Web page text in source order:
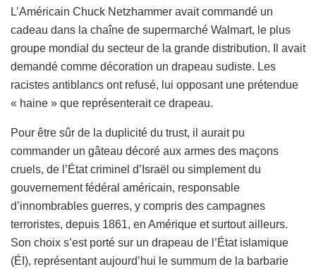
L’Américain Chuck Netzhammer avait commandé un
cadeau dans la chaîne de supermarché Walmart, le plus
groupe mondial du secteur de la grande distribution. Il avait
demandé comme décoration un drapeau sudiste. Les
racistes antiblancs ont refusé, lui opposant une prétendue
« haine » que représenterait ce drapeau.
Pour être sûr de la duplicité du trust, il aurait pu
commander un gâteau décoré aux armes des maçons
cruels, de l’État criminel d’Israël ou simplement du
gouvernement fédéral américain, responsable
d’innombrables guerres, y compris des campagnes
terroristes, depuis 1861, en Amérique et surtout ailleurs.
Son choix s’est porté sur un drapeau de l’État islamique
(ÉI), représentant aujourd’hui le summum de la barbarie